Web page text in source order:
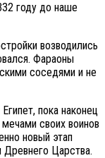
году до наше
возводились
Фараоны
соседями и не
пока наконец
своих воинов
новый этап
Древнего Царства.